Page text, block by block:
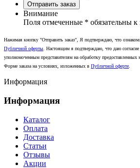
Отправить заказ
Внимание
Поля отмеченные * обязательны
Нажимая кнопку "Отправить заказ", Я подтверждаю, что
Публичной оферты. Настоящим я подтверждаю, что даю
уполномоченным представителям на обработку
Форме заказа на условиях, изложенных в Публичной оферте.
Информация
Информация
Каталог
Оплата
Доставка
Статьи
Отзывы
Акции